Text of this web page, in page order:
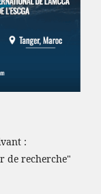
:
de recherche"